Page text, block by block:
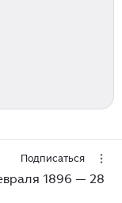
Подписаться
1896 — 28